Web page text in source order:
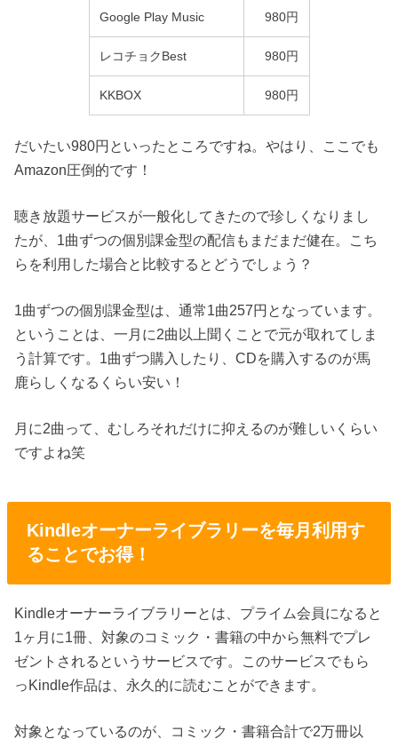
Google Play Music 980円
レコチョクBest 980円
KKBOX 980円
だいたい980円といったところですね。やはり、ここでも
Amazon圧倒的です！
聴き放題サービスが一般化してきたので珍しくなりまし
たが、1曲ずつの個別課金型の配信もまだまだ健在。こち
らを利用した場合と比較するとどうでしょう？
1曲ずつの個別課金型は、通常1曲257円となっています。
ということは、一月に2曲以上聞くことで元が取れてしま
う計算です。1曲ずつ購入したり、CDを購入するのが馬
鹿らしくなるくらい安い！
月に2曲って、むしろそれだけに抑えるのが難しいくらい
ですよね笑
Kindleオーナーライブラリーを毎月利用す
ることでお得！
Kindleオーナーライブラリーとは、プライム会員になると
1ヶ月に1冊、対象のコミック・書籍の中から無料でプレ
ゼントされるというサービスです。このサービスでもら
っKindle作品は、永久的に読むことができます。
対象となっているのが、コミック・書籍合計で2万冊以